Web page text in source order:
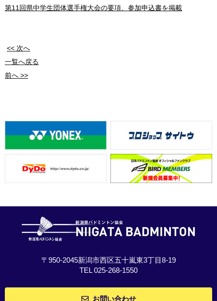
第11回県中学生団体選手権大会の要項、参加申込書を掲載
<< 次へ
一覧へ戻る
前へ >>
〒950-2045新潟市西区五十嵐東3丁目8-19
TEL 025-268-1550
お問い合わせ